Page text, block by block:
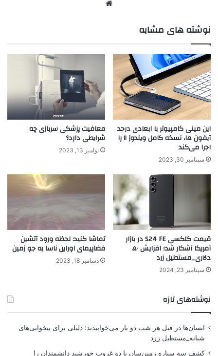
نوشته های مشابه
این مینی کامپیوتر با ابعادی درحد
آیفون ۱۵، نسخه کامل ویندوز ۱۱ را
اجرا می‌کند
سپتامبر 30, 2023
معافیت پزشکی سربازی چه
شرایطی دارد؟
نوامبر 13, 2023
قیمت گلکسی S24 FE در بازار
آمریکا آشکار شد؛ افزایش ۵۰
دلاری_مستطیل زرد
سپتامبر 23, 2024
تماشا کنید: لحظه ورود آتشین
فضاپیمای اوراین ناسا به جو زمین
دسامبر 18, 2023
نوشته‌های تازه
انسان‌ها در قبل هر شب دو بار می‌خوابیدند؛ دلیلی برای بیخوابی‌های
شبانه_مستطیل زرد
کشف سه سیاره زمین‌سان با دو غروب خورشید دانشمندان را